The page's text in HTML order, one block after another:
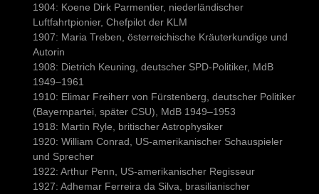
1904: Koene Dirk Parmentier, niederländischer
Luftfahrtpionier, Chefpilot der KLM
1907: Maria Treben, österreichische Kräuterkundige und
Autorin
1908: Dietrich Keuning, deutscher SPD-Politiker, MdB
1949–1961
1910: Elimar Freiherr von Fürstenberg, deutscher Politiker
(Bayernpartei, später CSU), MdB 1949–1953
1918: Martin Ryle, britischer Astrophysiker
1920: William Conrad, US-amerikanischer Schauspieler
und Sprecher
1922: Arthur Penn, US-amerikanischer Regisseur
1927: Adhemar Ferreira da Silva, brasilianischer